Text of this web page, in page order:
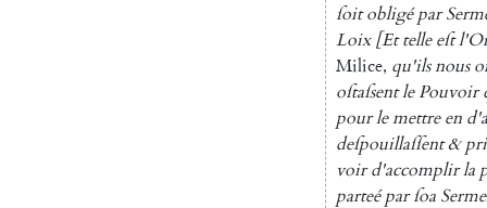
ſoit obligé par
Loix [Et telle eſt
Milice, qu'ilsnous
oſtaſsentle Pouvoir
pourlemettre en
deſpouillaſſent&
voir d'accomplirla
parteé par ſoa